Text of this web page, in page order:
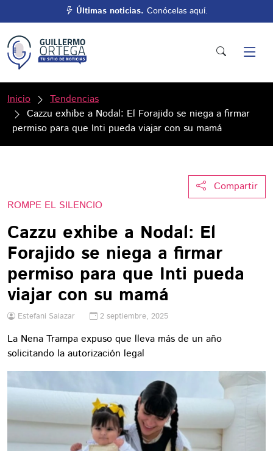
Últimas noticias. Conócelas aquí.
Inicio
Tendencias
Cazzu exhibe a Nodal: El Forajido se niega a firmar
permiso para que Inti pueda viajar con su mamá
Compartir
ROMPE EL SILENCIO
Cazzu exhibe a Nodal: El
Forajido se niega a firmar
permiso para que Inti pueda
viajar con su mamá
Estefani Salazar 2 septiembre, 2025
La Nena Trampa expuso que lleva más de un año
solicitando la autorización legal